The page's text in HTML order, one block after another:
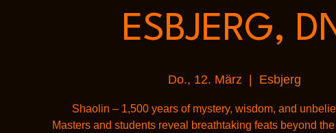
ESBJERG,
Do., 12. März Esbjerg
Shaolin – 1,500 years of mystery, wisdom, and
Masters and students reveal breathtaking feats beyond